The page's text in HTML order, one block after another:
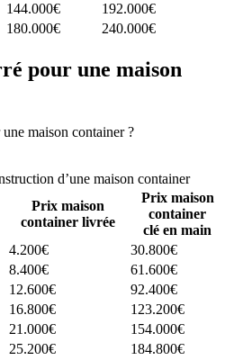
144.000€
192.000€
180.000€ 240.000€
pour une maison
maison container ?
d’une maison container
Prix maison
container livrée
Prix maison
container
clé en main
4.200€
30.800€
8.400€
61.600€
12.600€
92.400€
16.800€
123.200€
21.000€
154.000€
25.200€
184.800€